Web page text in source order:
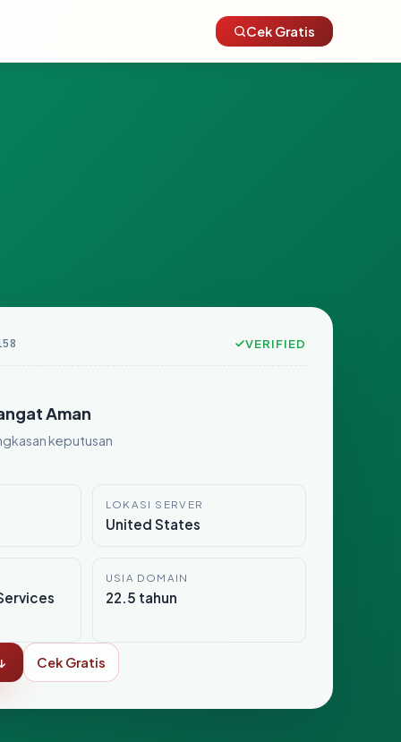
Cek Gratis
VERIFIED
Aman
keputusan
LOKASI SERVER
United States
USIA DOMAIN
22.5 tahun
Cek Gratis